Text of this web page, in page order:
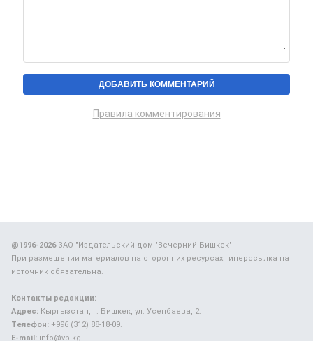
Правила комментирования
@1996-2026ЗАО "Издательский дом "Вечерний Бишкек"
При размещении материалов на сторонних ресурсах гиперссылка на
источник обязательна.
Контакты редакции:
Адрес: Кыргызстан, г. Бишкек, ул. Усенбаева, 2.
Телефон: +996 (312) 88-18-09.
E-mail: info@vb.kg